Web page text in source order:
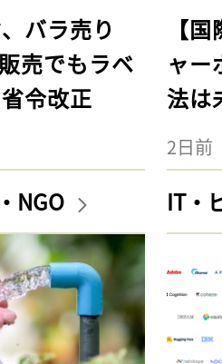
バラ売り
売でもラベ
令改正
【
ャー
法は
2日前
NGO IT・